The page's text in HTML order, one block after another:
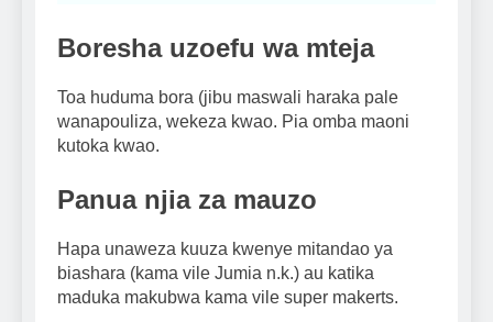
Boresha uzoefu wa mteja
Toa huduma bora (jibu maswali haraka pale
wanapouliza, wekeza kwao. Pia omba maoni
kutoka kwao.
Panua njia za mauzo
Hapa unaweza kuuza kwenye mitandao ya
biashara (kama vile Jumia n.k.) au katika
maduka makubwa kama vile super makerts.